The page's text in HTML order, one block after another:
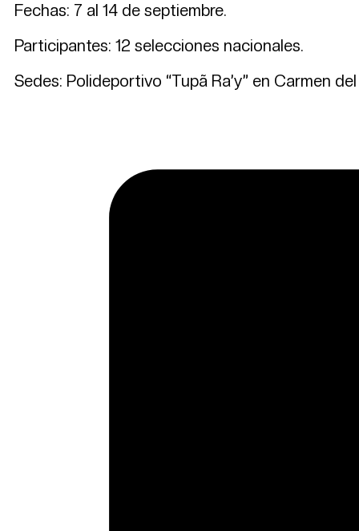
Fechas: 7 al 14 de septiembre.
Participantes: 12 selecciones nacionales.
Sedes: Polideportivo “Tupã Ra’y” en Carmen